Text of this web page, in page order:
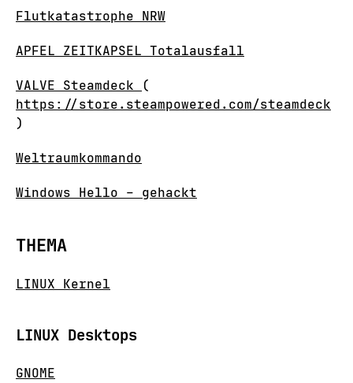
Flutkatastrophe NRW
APFEL ZEITKAPSEL Totalausfall
VALVE Steamdeck (
https://store.steampowered.com/steamdeck
)
Weltraumkommando
Windows Hello – gehackt
THEMA
LINUX Kernel
LINUX Desktops
GNOME